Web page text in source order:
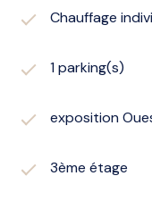
Chauffage
1 parking(s)
exposition
3ème étage